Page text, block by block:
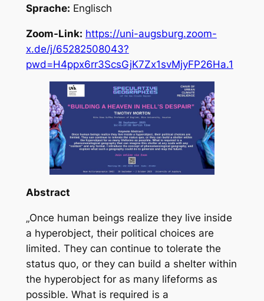
Sprache: Englisch
Zoom-Link: https://uni-augsburg.zoom-
x.de/j/65282508043?
pwd=H4ppx6rr3ScsGjK7Zx1svMjyFP26Ha.1
Abstract
„Once human beings realize they live inside
a hyperobject, their political choices are
limited. They can continue to tolerate the
status quo, or they can build a shelter within
the hyperobject for as many lifeforms as
possible. What is required is a